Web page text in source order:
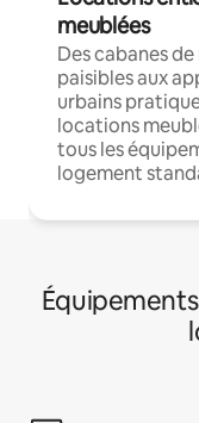
meublées
Des cabanes
paisibles aux
urbains
locations
tous les
logement